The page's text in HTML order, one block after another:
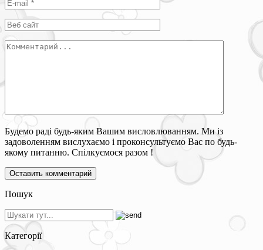
Будемо раді будь-яким Вашим висловлюванням. Ми із
задоволенням вислухаємо і проконсультуємо Вас по будь-
якому питанню. Спілкуємося разом !
Пошук
Категорії